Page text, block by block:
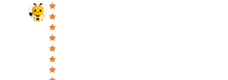
hưởng đến độ bền hay vạch chia độ trên thân bình.
Q: Vạch chia độ và thông tin in trên thân bình có bị
A: Các thông tin và thang đo trên bình tam giác
enamel) chất lượng cao và trải qua quá trình nung
các ký tự này có độ bền rất cao, khả năng bám dính tốt
sinh bằng máy rửa dụng cụ chuyên dụng hoặc các